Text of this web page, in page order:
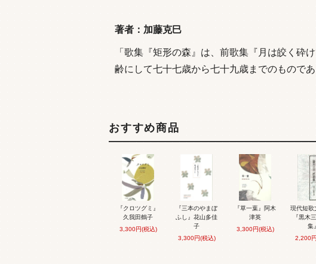
著者：加藤克巳
「歌集『矩形の森』は、前歌集『月は皎く砕
齢にして七十七歳から七十九歳までのもので
おすすめ商品
『クロツグミ』
久我田鶴子
3,300円(税込)
『三本のやまぼ
ふし』花山多佳
子
3,300円(税込)
『草一葉』阿木
津英
3,300円(税込)
現代短歌
『黒木
集』
2,200